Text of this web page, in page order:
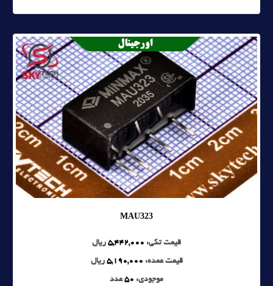
MAU323
قیمت تکی: 5,442,000 ریال
قیمت عمده: 5,190,000 ریال
موجودی: 50عدد